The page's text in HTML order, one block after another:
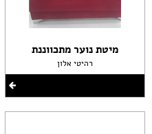
מיטת נוער מתכווננת
רהיטי אלון